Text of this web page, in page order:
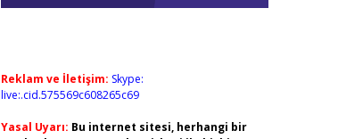
Reklam ve İletişim: Skype:
live:.cid.575569c608265c69
Yasal Uyarı: Bu internet sitesi, herhangi bir